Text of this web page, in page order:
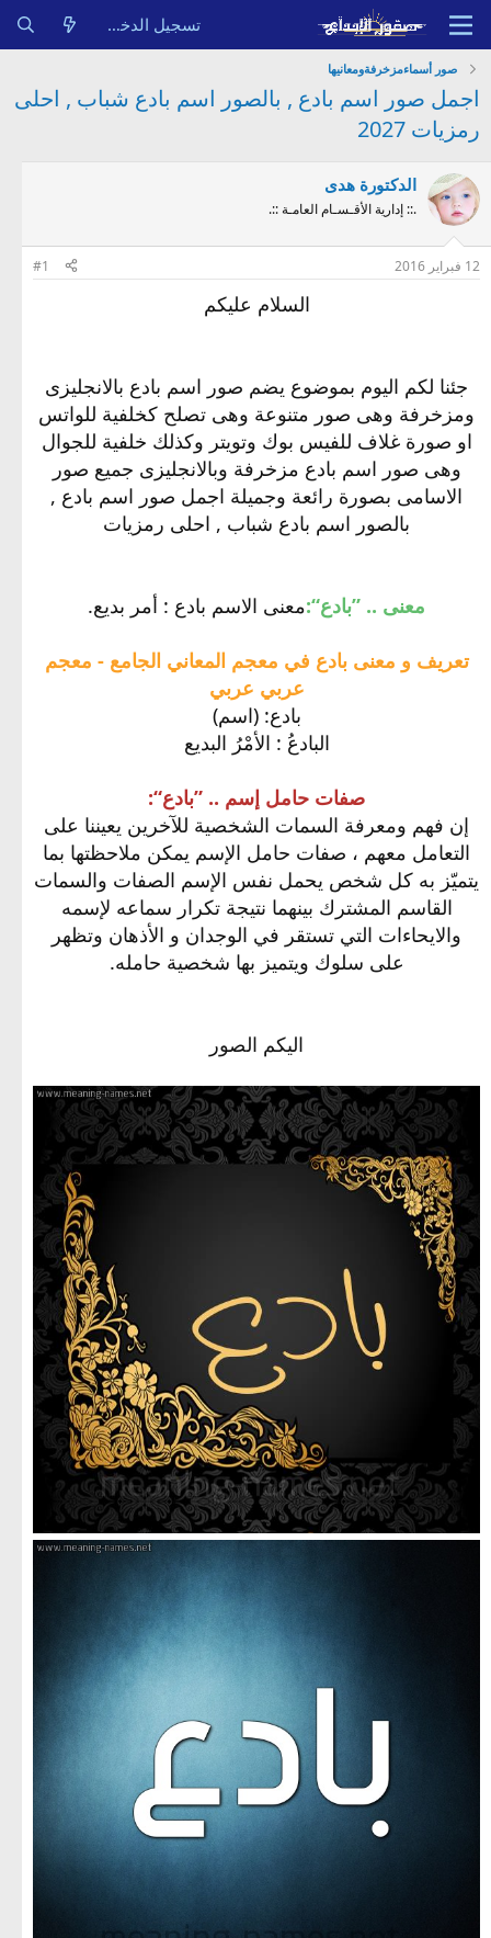
تسجيل الدخول
صور أسماءمزخرفةومعانيها
اجمل صور اسم بادع , بالصور اسم بادع شباب , احلى
رمزيات 2027
الدكتورة هدى
.:: إدارية الأقـسـام العامـة ::.
12 فبراير 2016 #1
السلام عليكم
جئنا لكم اليوم بموضوع يضم صور اسم بادع بالانجليزى
ومزخرفة وهى صور متنوعة وهى تصلح كخلفية للواتس
او صورة غلاف للفيس بوك وتويتر وكذلك خلفية للجوال
وهى صور اسم بادع مزخرفة وبالانجليزى جميع صور
الاسامى بصورة رائعة وجميلة اجمل صور اسم بادع ,
بالصور اسم بادع شباب , احلى رمزيات
معنى .. ”بادع“:معنى الاسم بادع : أمر بديع.
تعريف و معنى بادع في معجم المعاني الجامع - معجم
عربي عربي
بادع: (اسم)
البادعُ : الأمْرُ البديع
صفات حامل إسم .. ”بادع“:
إن فهم ومعرفة السمات الشخصية للآخرين يعيننا على
التعامل معهم ، صفات حامل الإسم يمكن ملاحظتها بما
يتميّز به كل شخص يحمل نفس الإسم الصفات والسمات
القاسم المشترك بينهما نتيجة تكرار سماعه لإسمه
والايحاءات التي تستقر في الوجدان و الأذهان وتظهر
على سلوك ويتميز بها شخصية حامله.
اليكم الصور